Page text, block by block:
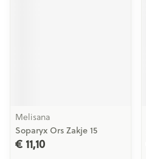
Melisana
Soparyx Ors Zakje 15
€ 11,10